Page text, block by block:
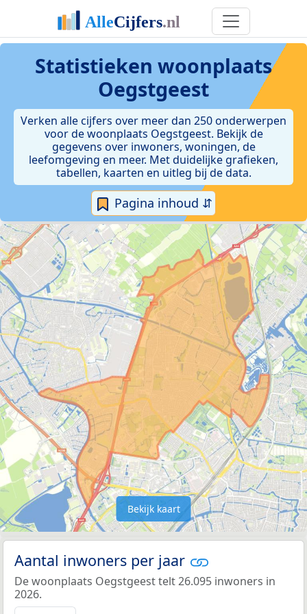
Statistieken woonplaats
Oegstgeest
Verken alle cijfers over meer dan 250 onderwerpen
voor de woonplaats Oegstgeest. Bekijk de
gegevens over inwoners, woningen, de
leefomgeving en meer. Met duidelijke grafieken,
tabellen, kaarten en uitleg bij de data.
Pagina inhoud ⇵
Bekijk kaart
Aantal inwoners per jaar
De woonplaats Oegstgeest telt 26.095 inwoners in
2026.